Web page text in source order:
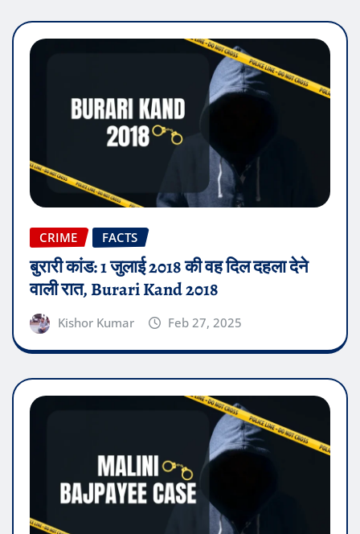
CRIME FACTS
बुरारी कांड: 1 जुलाई 2018 की वह दिल दहला देने
वाली रात, Burari Kand 2018
Kishor Kumar Feb 27, 2025